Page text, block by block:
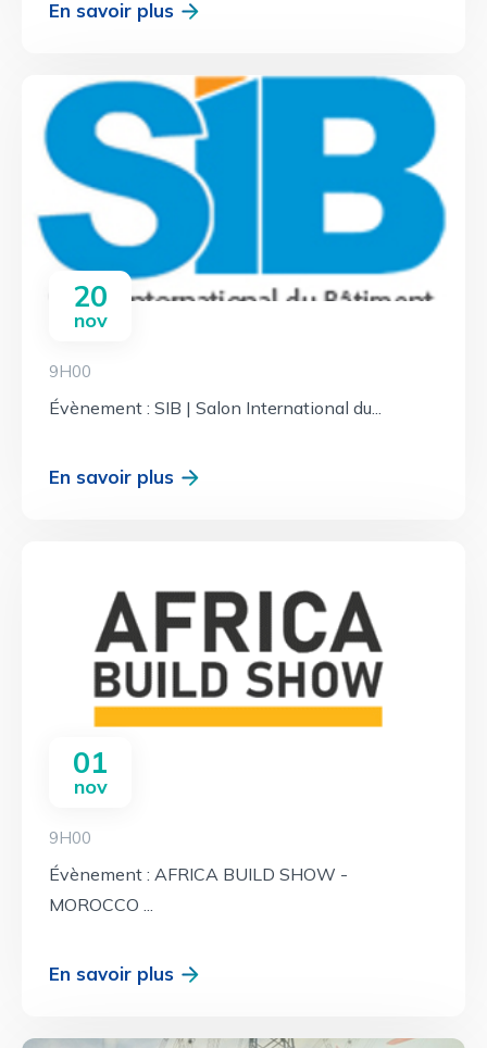
En savoir plus
20
nov
9H00
Évènement : SIB | Salon International du...
En savoir plus
01
nov
9H00
Évènement : AFRICA BUILD SHOW -
MOROCCO ...
En savoir plus